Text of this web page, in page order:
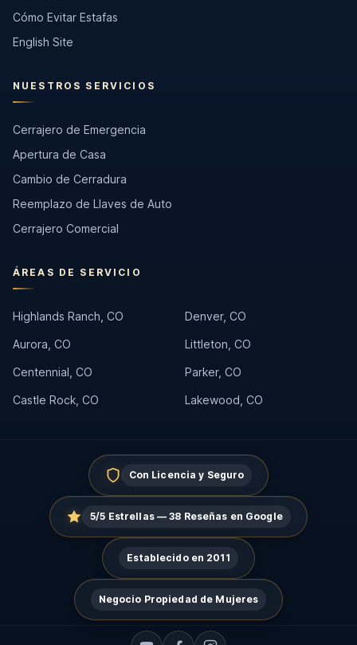
Cómo Evitar Estafas
English Site
NUESTROS SERVICIOS
Cerrajero de Emergencia
Apertura de Casa
Cambio de Cerradura
Reemplazo de Llaves de Auto
Cerrajero Comercial
ÁREAS DE SERVICIO
Highlands Ranch, CO Denver, CO
Aurora, CO Littleton, CO
Centennial, CO Parker, CO
Castle Rock, CO Lakewood, CO
Con Licencia y Seguro
5/5 Estrellas — 38 Reseñas en Google
Establecido en 2011
Negocio Propiedad de Mujeres